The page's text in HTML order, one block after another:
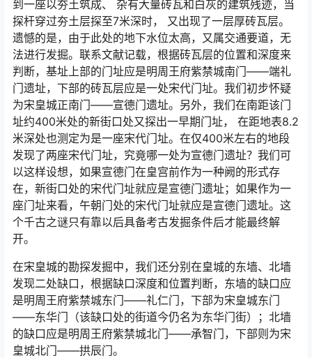
到一座以夯土筑成、 杂有大量砖瓦和白灰的建筑残迹，当
探杆穿过夯土层探至7米深时， 又出现了一层厚砖瓦层。
遗憾的是，由于此处的地下水位太高，又属交通要道，无
法进行发掘。联系文献记载，根据砖瓦层的位置和深度来
判断，基址上部的门址应是明周王府紫禁城南门——端礼
门遗址，下部的砖瓦层应是一处宋代门址。我们初步怀疑
为宋皇城正南门——宣德门遗址。另外，我们在南距该门
址约400米处的新街口处又探出一早期门址， 在距地表8.2
米深处也测定为是一座宋代门址。在仅400米左右的地段
发现了两座宋代门址，究竟哪一处为宣德门遗址？我们可
以这样设想，如果宣德门在皇宫前作为一种阙的形式存
在，新街口处的宋代门址就应是宣德门遗址；如果作为一
座门址来看，午朝门处的宋代门址就应是宣德门遗址。这
个千古之谜只有靠以后具备考古发掘条件后才能最终解
开。
在宋皇城的勘探发掘中，我们还分别在皇城的东墙、北墙
发现二处缺口，根据缺口深度和位置判断，东墙的缺口应
是明周王府紫禁城东门——礼仁门，下部为宋皇城东门
——东华门（该缺口处的街道今仍名为东华门街）；北墙
的缺口应是明周王府紫禁城北门——承智门，下部则为宋
皇城北门——拱辰门。